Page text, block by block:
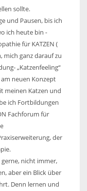
sollte.
und Pausen, bis ich
ich heute bin -
für KATZEN (
mich ganz darauf zu
„Katzenfeeling“
neuen Konzept
meinen Katzen und
ich Fortbildungen
Fachforum für
der
nicht immer,
aber ein Blick über
Denn lernen und